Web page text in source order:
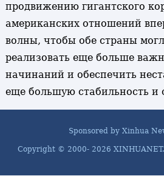
продвижению гигантского
американских отношений
волны, чтобы обе страны
реализовать еще больше
начинаний и обеспечить
еще большую стабильность и
Sponsored by Xinhua
Copyright © 2000- 2026